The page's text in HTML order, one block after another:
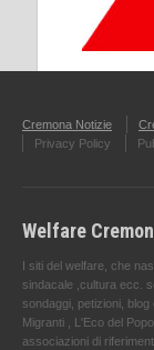
Cremona Notizie
Privacy Policy
Welfare
I siti del welfare, che
sindacale ,cultura ecc.
sondaggi, petizioni,
Migranti , L'Eco del
associazioni di